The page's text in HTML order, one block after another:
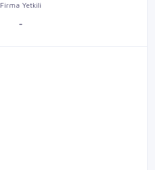
Firma Yetkili
-